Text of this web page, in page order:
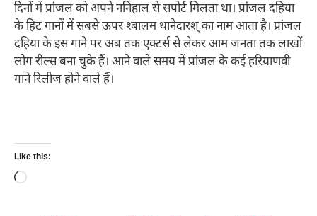
दिनों में प्रांजल को अपने ननिहाल से सपोर्ट मिलता था। प्रांजल दहिया
के हिट गानों में सबसे ऊपर श्बालम थानेदारश् का नाम आता है। प्रांजल
दहिया के इस गाने पर अब तक एक्टर्स से लेकर आम जनता तक लाखों
लोग रील्स बना चुके हैं। आने वाले समय में प्रांजल के कई हरियाणवी
गाने रिलीज होने वाले हैं।
Like this:
Loading…